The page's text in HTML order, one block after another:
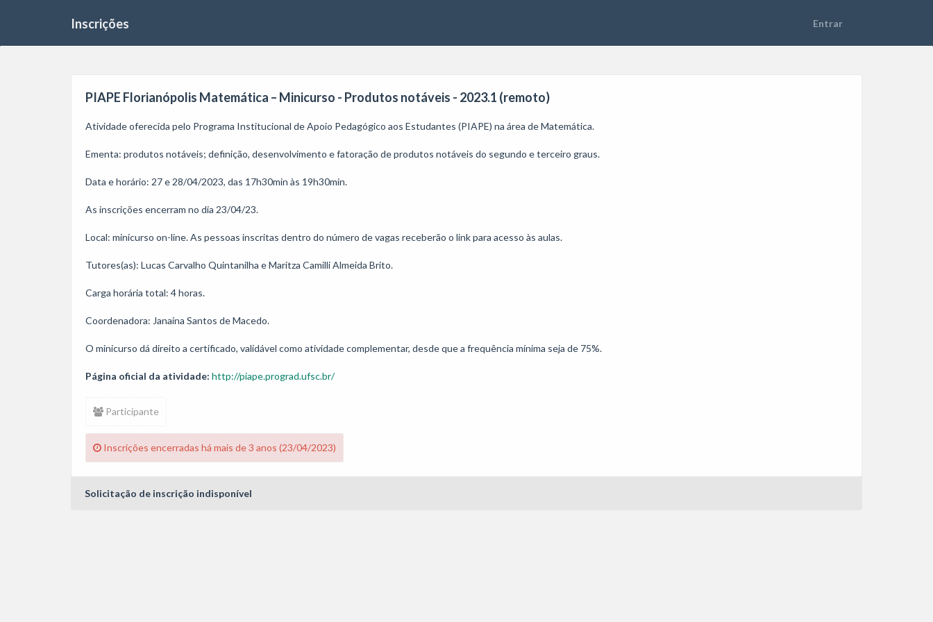
Inscrições
PIAPE Florianópolis Matemática – Minicurso - Produtos notáveis - 2023.1 (remoto)
Atividade oferecida pelo Programa Institucional de Apoio Pedagógico aos Estudantes (PIAPE) na área de Matemática.
Ementa: produtos notáveis; definição, desenvolvimento e fatoração de produtos notáveis do segundo e terceiro graus.
Data e horário: 27 e 28/04/2023, das 17h30min às 19h30min.
As inscrições encerram no dia 23/04/23.
Local: minicurso on-line. As pessoas inscritas dentro do número de vagas receberão o link para acesso às aulas.
Tutores(as): Lucas Carvalho Quintanilha e Maritza Camilli Almeida Brito.
Carga horária total: 4 horas.
Coordenadora: Janaína Santos de Macedo.
Página oficial da atividade: http://piape.prograd.ufsc.br/
Participante
Inscrições encerradas há mais de 3 anos (23/04/2023)
Solicitação de inscrição indisponível